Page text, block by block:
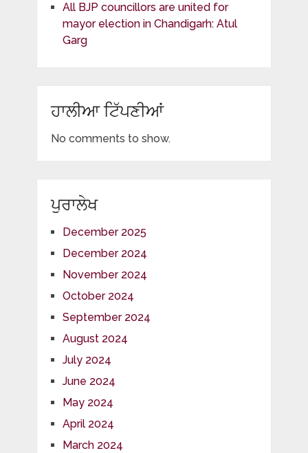
All BJP councillors are united for
mayor election in Chandigarh: Atul
Garg
ਹਾਲੀਆ ਟਿੱਪਣੀਆਂ
No comments to show.
ਪੁਰਾਲੇਖ
December 2025
December 2024
November 2024
October 2024
September 2024
August 2024
July 2024
June 2024
May 2024
April 2024
March 2024